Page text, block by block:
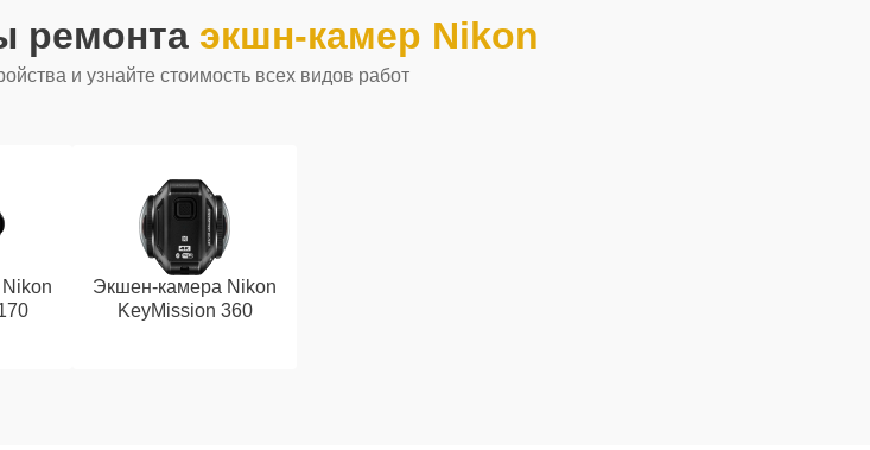
ремонта экшн-камер Nikon
и узнайте стоимость всех видов работ
Экшен-камера Nikon
KeyMission 360